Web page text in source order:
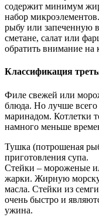
содержит минимум
набор
рыбу или запеченную
сметане, салат или
обратить внимание на
Классификация
Филе свежей или
блюда. Но лучше всего
маринадом. Котлетки
намного меньше
Тушка (потрошеная
приготовления супа.
Стейки – мороженые
жарки. Жирную
масла. Стейки из
очень быстро и
ужина.